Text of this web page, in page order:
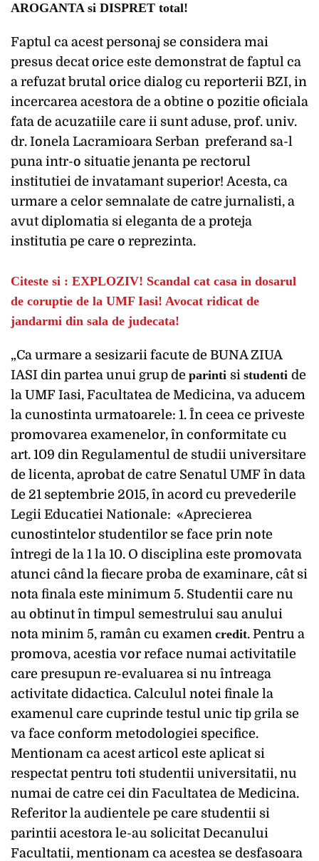
AROGANTA si DISPRET total!
Faptul ca acest personaj se considera mai
presus decat orice este demonstrat de faptul ca
a refuzat brutal orice dialog cu reporterii BZI, in
incercarea acestora de a obtine o pozitie oficiala
fata de acuzatiile care ii sunt aduse, prof. univ.
dr. Ionela Lacramioara Serban preferand sa-l
puna intr-o situatie jenanta pe rectorul
institutiei de invatamant superior!Acesta, ca
urmare a celor semnalate de catre jurnalisti, a
avut diplomatia si eleganta de a proteja
institutia pe care o reprezinta.
Citeste si : EXPLOZIV! Scandal cat casa in dosarul
de coruptie de la UMF Iasi! Avocat ridicat de
jandarmi din sala de judecata!
„Ca urmare a sesizarii facute de BUNA ZIUA
IASI din partea unui grup de parinti si studenti de
la UMF Iasi, Facultatea de Medicina, va aducem
la cunostinta urmatoarele: 1. În ceea ce priveste
promovarea examenelor, în conformitate cu
art. 109 din Regulamentul de studii universitare
de licenta, aprobat de catre Senatul UMF în data
de 21 septembrie 2015, în acord cu prevederile
Legii Educatiei Nationale: «Aprecierea
cunostintelor studentilor se face prin note
întregi de la 1 la 10. O disciplina este promovata
atunci când la fiecare proba de examinare, cât si
nota finala este minimum 5. Studentii care nu
au obtinut în timpul semestrului sau anului
nota minim 5, ramân cu examen credit. Pentru a
promova, acestia vor reface numai activitatile
care presupun re-evaluarea si nu întreaga
activitate didactica. Calculul notei finale la
examenul care cuprinde testul unic tip grila se
va face conform metodologiei specifice.
Mentionam ca acest articol este aplicat si
respectat pentru toti studentii universitatii, nu
numai de catre cei din Facultatea de Medicina.
Referitor la audientele pe care studentii si
parintii acestora le-au solicitat Decanului
Facultatii, mentionam ca acestea se desfasoara